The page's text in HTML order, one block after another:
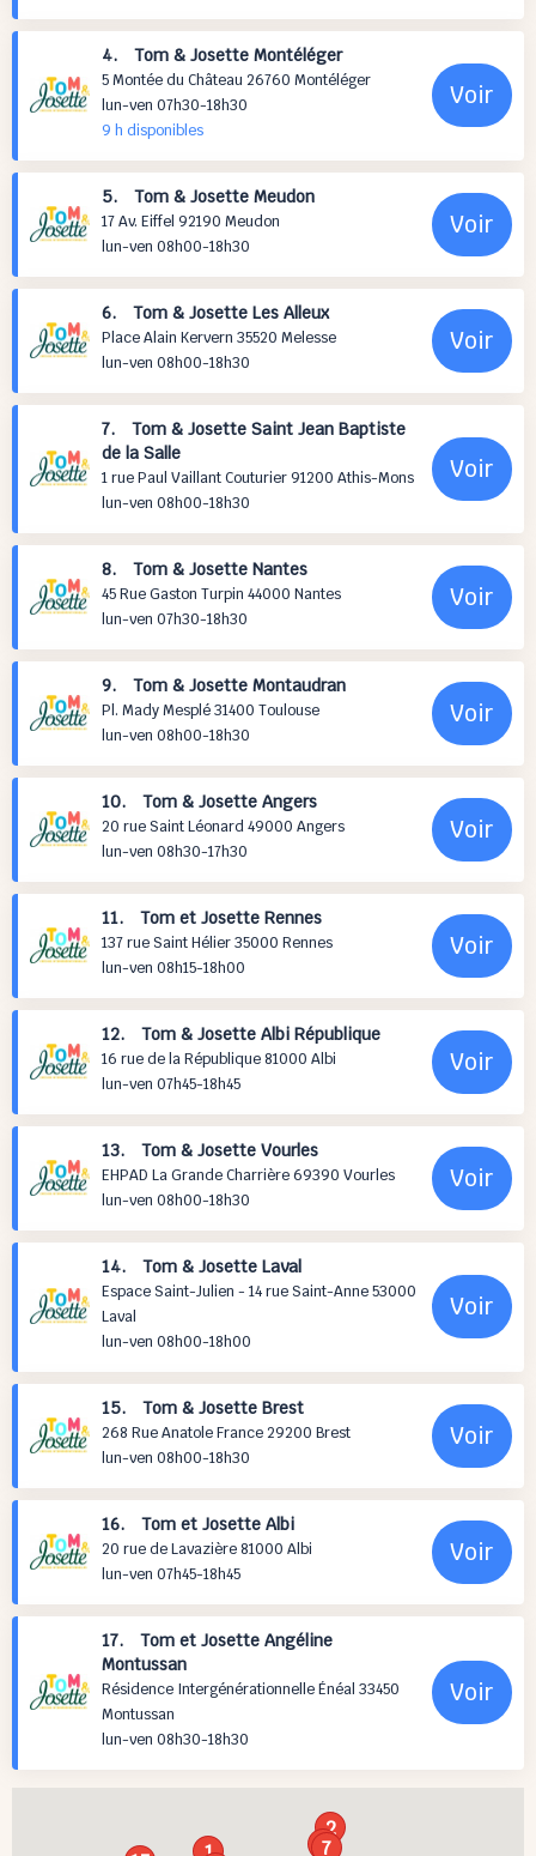
4. Tom & Josette Montéléger
5 Montée du Château 26760 Montéléger
lun-ven 07h30-18h30
9 h disponibles
Voir
5. Tom & Josette Meudon
17 Av. Eiffel 92190 Meudon
lun-ven 08h00-18h30
Voir
6. Tom & Josette Les Alleux
Place Alain Kervern 35520 Melesse
lun-ven 08h00-18h30
Voir
7. Tom & Josette Saint Jean Baptiste
de la Salle
1 rue Paul Vaillant Couturier 91200 Athis-Mons
lun-ven 08h00-18h30
Voir
8. Tom & Josette Nantes
45 Rue Gaston Turpin 44000 Nantes
lun-ven 07h30-18h30
Voir
9. Tom & Josette Montaudran
Pl. Mady Mesplé 31400 Toulouse
lun-ven 08h00-18h30
Voir
10. Tom & Josette Angers
20 rue Saint Léonard 49000 Angers
lun-ven 08h30-17h30
Voir
11. Tom et Josette Rennes
137 rue Saint Hélier 35000 Rennes
lun-ven 08h15-18h00
Voir
12. Tom & Josette Albi République
16 rue de la République 81000 Albi
lun-ven 07h45-18h45
Voir
13. Tom & Josette Vourles
EHPAD La Grande Charrière 69390 Vourles
lun-ven 08h00-18h30
Voir
14. Tom & Josette Laval
Espace Saint-Julien - 14 rue Saint-Anne 53000
Laval
lun-ven 08h00-18h00
Voir
15. Tom & Josette Brest
268 Rue Anatole France 29200 Brest
lun-ven 08h00-18h30
Voir
16. Tom et Josette Albi
20 rue de Lavazière 81000 Albi
lun-ven 07h45-18h45
Voir
17. Tom et Josette Angéline
Montussan
Résidence Intergénérationnelle Énéal 33450
Montussan
lun-ven 08h30-18h30
Voir
2
57